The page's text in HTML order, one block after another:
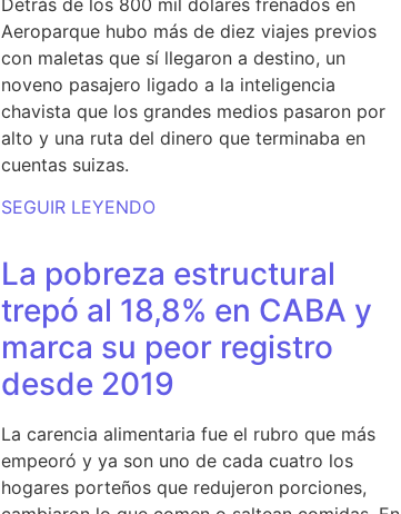
Detrás de los 800 mil dólares frenados en
Aeroparque hubo más de diez viajes previos
con maletas que sí llegaron a destino, un
noveno pasajero ligado a la inteligencia
chavista que los grandes medios pasaron por
alto y una ruta del dinero que terminaba en
cuentas suizas.
SEGUIR LEYENDO
La pobreza estructural
trepó al 18,8% en CABA y
marca su peor registro
desde 2019
La carencia alimentaria fue el rubro que más
empeoró y ya son uno de cada cuatro los
hogares porteños que redujeron porciones,